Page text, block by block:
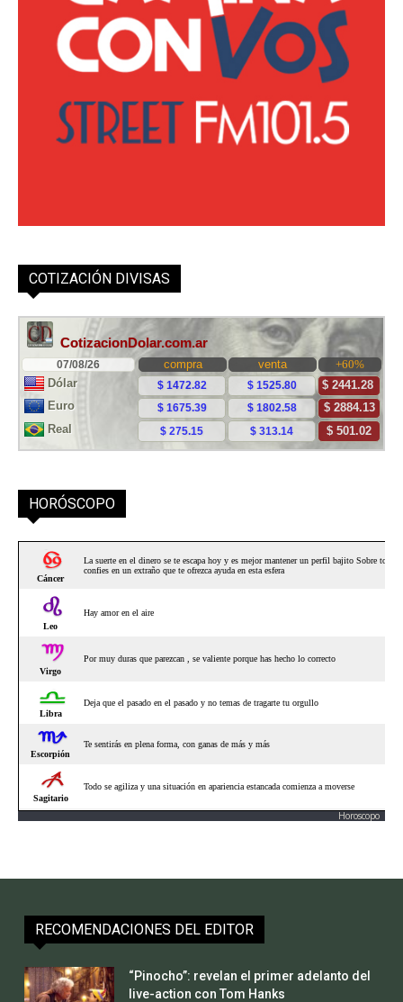
COTIZACIÓN DIVISAS
HORÓSCOPO
Horoscopo
RECOMENDACIONES DEL EDITOR
“Pinocho”: revelan el primer adelanto del
live-action con Tom Hanks